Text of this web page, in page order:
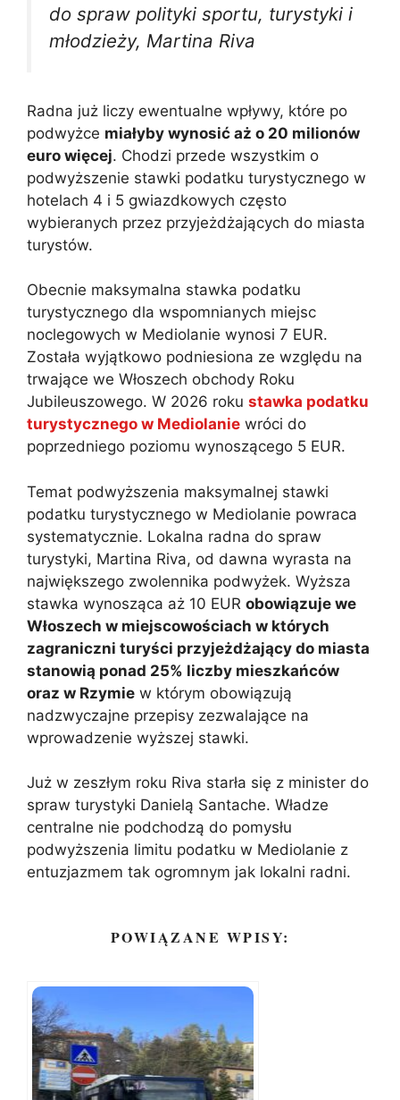
do spraw polityki sportu, turystyki i
młodzieży, Martina Riva
Radna już liczy ewentualne wpływy, które po
podwyżce miałyby wynosić aż o 20 milionów
euro więcej. Chodzi przede wszystkim o
podwyższenie stawki podatku turystycznego w
hotelach 4 i 5 gwiazdkowych często
wybieranych przez przyjeżdżających do miasta
turystów.
Obecnie maksymalna stawka podatku
turystycznego dla wspomnianych miejsc
noclegowych w Mediolanie wynosi 7 EUR.
Została wyjątkowo podniesiona ze względu na
trwające we Włoszech obchody Roku
Jubileuszowego. W 2026 roku stawka podatku
turystycznego w Mediolanie wróci do
poprzedniego poziomu wynoszącego 5 EUR.
Temat podwyższenia maksymalnej stawki
podatku turystycznego w Mediolanie powraca
systematycznie. Lokalna radna do spraw
turystyki, Martina Riva, od dawna wyrasta na
największego zwolennika podwyżek. Wyższa
stawka wynosząca aż 10 EUR obowiązuje we
Włoszech w miejscowościach w których
zagraniczni turyści przyjeżdżający do miasta
stanowią ponad 25% liczby mieszkańców
oraz w Rzymie w którym obowiązują
nadzwyczajne przepisy zezwalające na
wprowadzenie wyższej stawki.
Już w zeszłym roku Riva starła się z minister do
spraw turystyki Danielą Santache. Władze
centralne nie podchodzą do pomysłu
podwyższenia limitu podatku w Mediolanie z
entuzjazmem tak ogromnym jak lokalni radni.
POWIĄZANE WPISY: